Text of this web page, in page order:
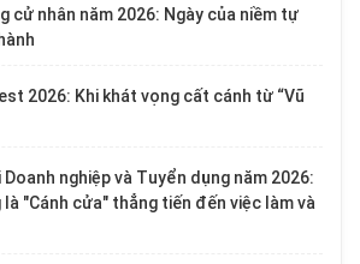
cử nhân năm 2026: Ngày của niềm tự
2026: Khi khát vọng cất cánh từ “Vũ
nghiệp và Tuyển dụng năm 2026:
"Cánh cửa" thẳng tiến đến việc làm và